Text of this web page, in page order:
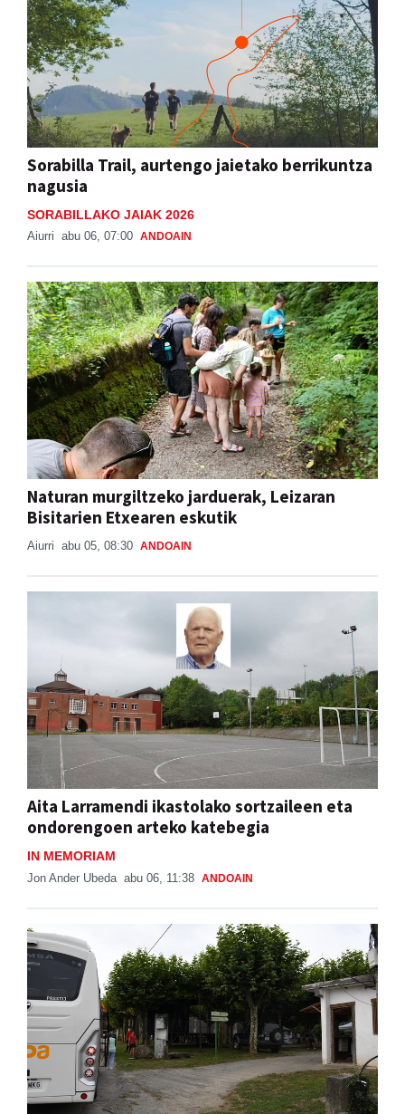
Sorabilla Trail, aurtengo jaietako berrikuntza
nagusia
SORABILLAKO JAIAK 2026
Aiurri abu 06, 07:00 ANDOAIN
Naturan murgiltzeko jarduerak, Leizaran
Bisitarien Etxearen eskutik
Aiurri abu 05, 08:30 ANDOAIN
Aita Larramendi ikastolako sortzaileen eta
ondorengoen arteko katebegia
IN MEMORIAM
Jon Ander Ubeda abu 06, 11:38 ANDOAIN